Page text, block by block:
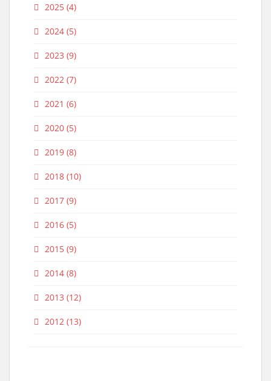
2025 (4)
2024 (5)
2023 (9)
2022 (7)
2021 (6)
2020 (5)
2019 (8)
2018 (10)
2017 (9)
2016 (5)
2015 (9)
2014 (8)
2013 (12)
2012 (13)